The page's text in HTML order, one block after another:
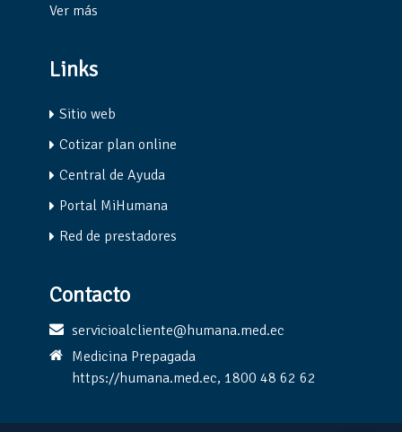
Ver más
Links
Sitio web
Cotizar plan online
Central de Ayuda
Portal MiHumana
Red de prestadores
Contacto
servicioalcliente@humana.med.ec
Medicina Prepagada
https://humana.med.ec, 1800 48 62 62